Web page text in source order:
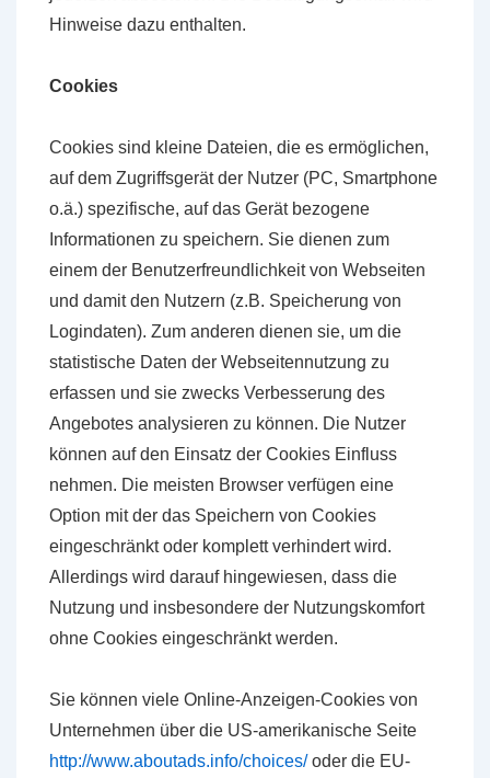
Hinweise dazu enthalten.
Cookies
Cookies sind kleine Dateien, die es ermöglichen,
auf dem Zugriffsgerät der Nutzer (PC, Smartphone
o.ä.) spezifische, auf das Gerät bezogene
Informationen zu speichern. Sie dienen zum
einem der Benutzerfreundlichkeit von Webseiten
und damit den Nutzern (z.B. Speicherung von
Logindaten). Zum anderen dienen sie, um die
statistische Daten der Webseitennutzung zu
erfassen und sie zwecks Verbesserung des
Angebotes analysieren zu können. Die Nutzer
können auf den Einsatz der Cookies Einfluss
nehmen. Die meisten Browser verfügen eine
Option mit der das Speichern von Cookies
eingeschränkt oder komplett verhindert wird.
Allerdings wird darauf hingewiesen, dass die
Nutzung und insbesondere der Nutzungskomfort
ohne Cookies eingeschränkt werden.
Sie können viele Online-Anzeigen-Cookies von
Unternehmen über die US-amerikanische Seite
http://www.aboutads.info/choices/oder die EU-